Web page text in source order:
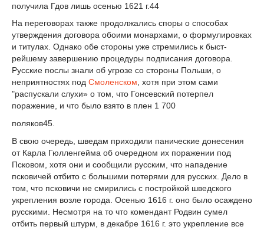
получила Гдов лишь осенью 1621 г.44
На переговорах также продолжались споры о способах
утверждения договора обоими монархами, о формулировках
и титулах. Однако обе стороны уже стремились к быст­
рейшему завершению процедуры подписания договора.
Русские послы знали об угрозе со стороны Польши, о
неприятностях под Смоленском, хотя при этом сами
"распуска­ли слухи» о том, что Гонсевский потерпел
поражение, и что было взято в плен 1 700
поляков45.
В свою очередь, шведам приходили панические донесения
от Карла Гюлленгейма об очередном их поражении под
Псковом, хотя они и сообщили русским, что нападе­ние
псковичей отбито с большими потерями для русских. Дело в
том, что псковичи не смирились с постройкой шведского
укрепления возле города. Осенью 1616 г. оно было осаждено
русскими. Несмотря на то что комендант Родвин сумел
отбить первый штурм, в декабре 1616 г. это укрепление все